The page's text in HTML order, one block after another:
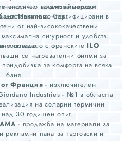
време за оглед,
доставка и монтаж.
вносител надизайнерски
Hammam. Сертифицирани в
от най-висококачествени
сигурност и удобство
ползване.
огледало с френските ILO
се нагревателни филми за
за комфорта на всяка
баня.
Франция- изключителен
Industries - №1 в областта
на соларни термични
над 30 годишен опит.
- продажба на материали за
рекламни пана за търговски и